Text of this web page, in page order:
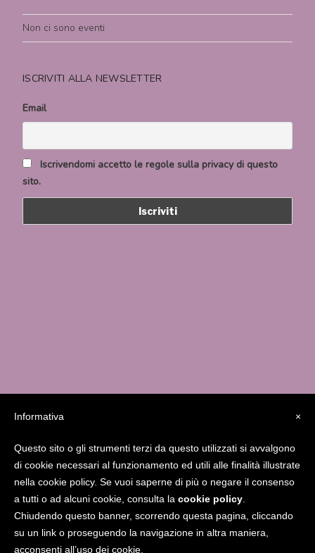
Non ci sono eventi
ISCRIVITI ALLA NEWSLETTER
Email
Iscrivendomi accetto le regole sulla privacy di questo
sito.
Studio MedicaFutura Via Serassi 13/a – 24124
Bergamo
338.8556841
giucarolei@gmail.com
www.gcarolei.com
Gcarolei
×
Informativa
Questo sito o gli strumenti terzi da questo utilizzati si avvalgono
di cookie necessari al funzionamento ed utili alle finalità illustrate
nella cookie policy. Se vuoi saperne di più o negare il consenso
a tutti o ad alcuni cookie, consulta la cookie policy
Chiudendo questo banner, scorrendo questa pagina, cliccando
su un link o proseguendo la navigazione in altra maniera,
acconsenti all’uso dei cookie.